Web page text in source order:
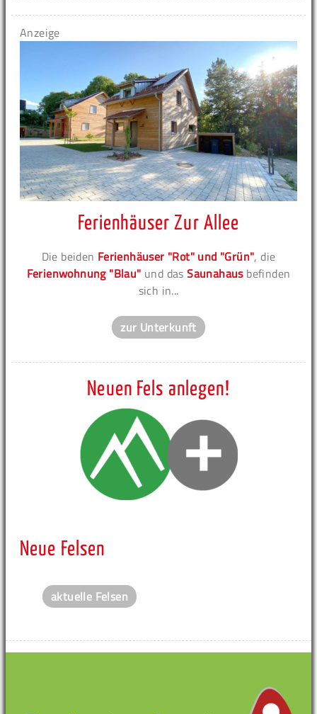
Anzeige
Ferienhäuser Zur Allee
Die beiden Ferienhäuser "Rot" und "Grün", die
Ferienwohnung "Blau" und dasSaunahausbefinden
sich in...
zur Unterkunft
Neuen Fels anlegen!
Neue Felsen
aktuelle Felsen